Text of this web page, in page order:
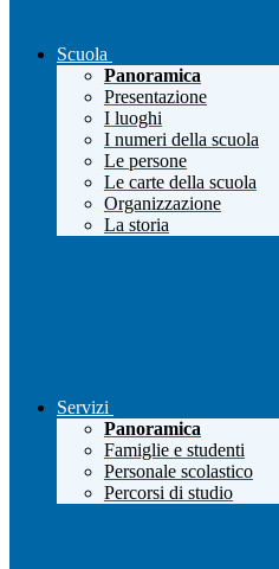
Scuola
Panoramica
Presentazione
I luoghi
I numeri della scuola
Le persone
Le carte della scuola
Organizzazione
La storia
Servizi
Panoramica
Famiglie e studenti
Personale scolastico
Percorsi di studio